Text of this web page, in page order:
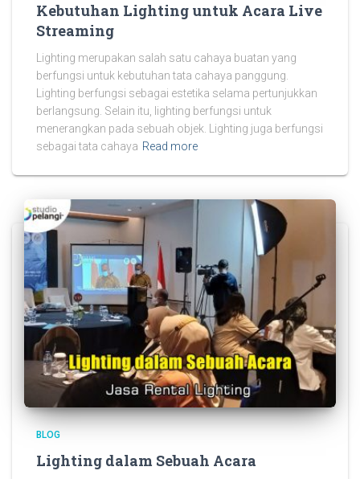
Kebutuhan Lighting untuk Acara Live
Streaming
Lighting merupakan salah satu cahaya buatan yang
berfungsi untuk kebutuhan tata cahaya panggung.
Lighting berfungsi sebagai estetika selama pertunjukkan
berlangsung. Selain itu, lighting berfungsi untuk
menerangkan pada sebuah objek. Lighting juga berfungsi
sebagai tata cahaya Read more
BLOG
Lighting dalam Sebuah Acara